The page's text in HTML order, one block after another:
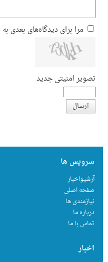
مرا برای دیدگاه‌های بعدی به
تصویر امنیتی جدید
ارسال
سرویس ها
آرشیواخبار
صفحه اصلی
نیازمندی ها
درباره ما
تماس با ما
اخبار